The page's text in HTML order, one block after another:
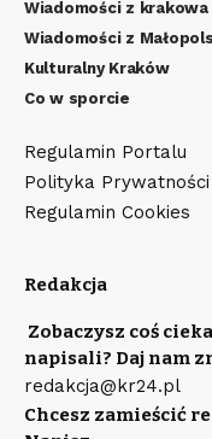
Wiadomości z krakowa
Wiadomości z
Kulturalny Kraków
Co w sporcie
Regulamin Portalu
Polityka Prywatności
Regulamin Cookies
Redakcja
Zobaczysz coś
napisali? Daj nam
redakcja@kr24.pl
Chcesz zamieścić